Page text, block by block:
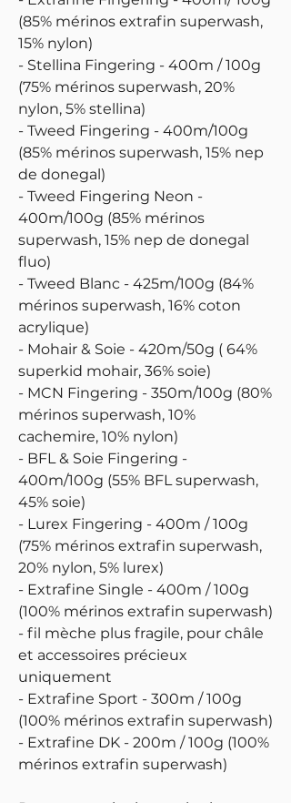
(85% mérinos extrafin superwash,
15% nylon)
- Stellina Fingering - 400m / 100g
(75% mérinos superwash, 20%
nylon, 5% stellina)
- Tweed Fingering - 400m/100g
(85% mérinos superwash, 15% nep
de donegal)
- Tweed Fingering Neon -
400m/100g (85% mérinos
superwash, 15% nep de donegal
fluo)
- Tweed Blanc - 425m/100g (84%
mérinos superwash, 16% coton
acrylique)
- Mohair & Soie - 420m/50g ( 64%
superkid mohair, 36% soie)
- MCN Fingering - 350m/100g (80%
mérinos superwash, 10%
cachemire, 10% nylon)
- BFL & Soie Fingering -
400m/100g (55% BFL superwash,
45% soie)
- Lurex Fingering - 400m / 100g
(75% mérinos extrafin superwash,
20% nylon, 5% lurex)
- Extrafine Single - 400m / 100g
(100% mérinos extrafin superwash)
- fil mèche plus fragile, pour châle
et accessoires précieux
uniquement
- Extrafine Sport - 300m / 100g
(100% mérinos extrafin superwash)
- Extrafine DK - 200m / 100g (100%
mérinos extrafin superwash)